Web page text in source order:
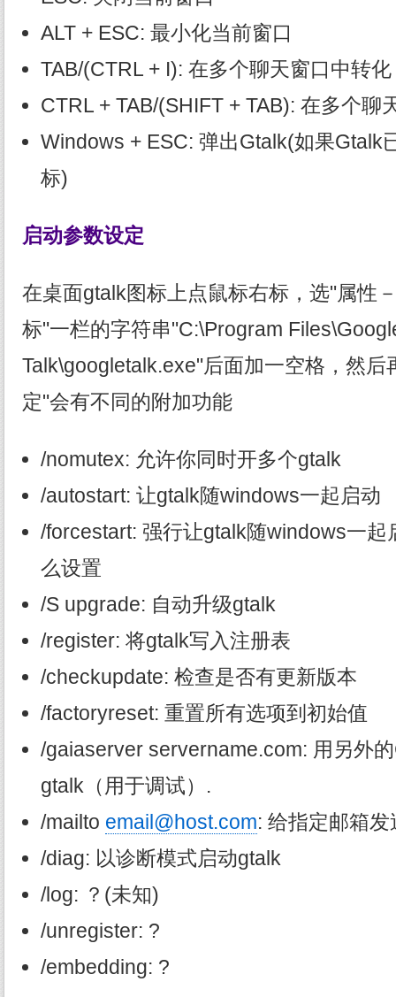
ALT + ESC: 最小化当前窗口
TAB/(CTRL + I): 在多个聊天窗口中转化
CTRL + TAB/(SHIFT + TAB): 在多个聊
Windows + ESC: 弹出Gtalk(如果Gtalk
标)
启动参数设定
在桌面gtalk图标上点鼠标右标，选"属性
标"一栏的字符串"C:\Program
Talk\googletalk.exe"后面加一空格，然后
定"会有不同的附加功能
/nomutex: 允许你同时开多个gtalk
/autostart: 让gtalk随windows一起启动
/forcestart: 强行让gtalk随windows一起
么设置
/S upgrade: 自动升级gtalk
/register: 将gtalk写入注册表
/checkupdate: 检查是否有更新版本
/factoryreset: 重置所有选项到初始值
/gaiaserver servername.com: 用另外
gtalk（用于调试）.
/mailto email@host.com: 给指定邮箱发
/diag: 以诊断模式启动gtalk
/log: ？(未知)
/unregister: ?
/embedding: ?